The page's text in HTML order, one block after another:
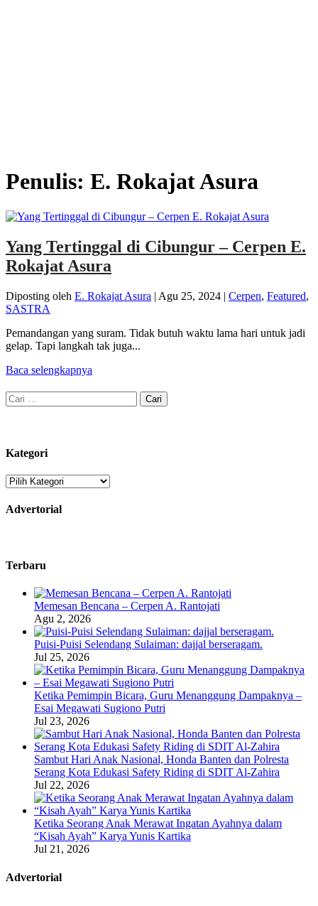
Penulis: E. Rokajat Asura
Yang Tertinggal di Cibungur – Cerpen E.
Rokajat Asura
Diposting oleh E. Rokajat Asura | Agu 25, 2024 | Cerpen, Featured,
SASTRA
Pemandangan yang suram. Tidak butuh waktu lama hari untuk jadi
gelap. Tapi langkah tak juga...
Baca selengkapnya
Cari
untuk:
Kategori
Kategori
Advertorial
Terbaru
Memesan Bencana – Cerpen A. Rantojati
Agu 2, 2026
Puisi-Puisi Selendang Sulaiman: dajjal berseragam.
Jul 25, 2026
Ketika Pemimpin Bicara, Guru Menanggung Dampaknya –
Esai Megawati Sugiono Putri
Jul 23, 2026
Sambut Hari Anak Nasional, Honda Banten dan Polresta
Serang Kota Edukasi Safety Riding di SDIT Al-Zahira
Jul 22, 2026
Ketika Seorang Anak Merawat Ingatan Ayahnya dalam
“Kisah Ayah” Karya Yunis Kartika
Jul 21, 2026
Advertorial